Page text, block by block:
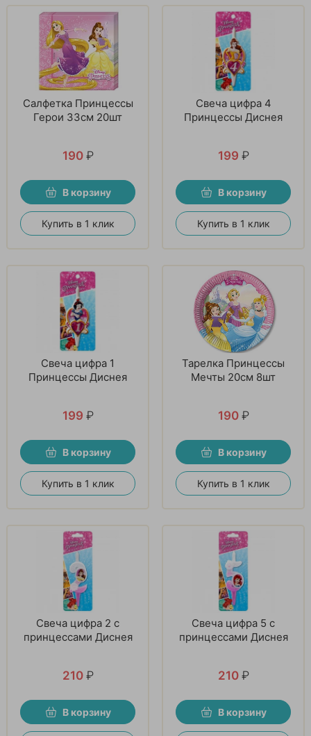
Салфетка Принцессы
Герои 33см 20шт
190 ₽
В корзину
Купить в 1 клик
Свеча цифра 4
Принцессы Диснея
199 ₽
В корзину
Купить в 1 клик
Свеча цифра 1
Принцессы Диснея
199 ₽
В корзину
Купить в 1 клик
Тарелка Принцессы
Мечты 20см 8шт
190 ₽
В корзину
Купить в 1 клик
Свеча цифра 2 с
принцессами Диснея
210 ₽
В корзину
Свеча цифра 5 с
принцессами Диснея
210 ₽
В корзину